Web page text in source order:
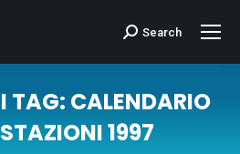
Cerca:Search
TAG: CALENDARIO
1997